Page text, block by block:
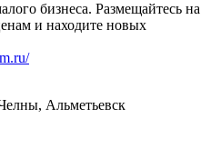
бизнеса. Размещайтесь на
и находите новых
Альметьевск